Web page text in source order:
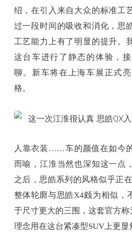
绍，在引入来自大众的标准工
过一段时间的吸收和消化，思
工艺能力上有了明显的提升。
这台车进行了静态的体验，
聊。新车将在上海车展正式
格。
人靠衣装……车的颜值在如今
而喻，江淮当然也深知这一点
之后，思皓系列的风格似乎正
整体轮廓与思皓X4颇为相似，
于尺寸更大的三围，这套官方称
理念用在这台紧凑型SUV上更显